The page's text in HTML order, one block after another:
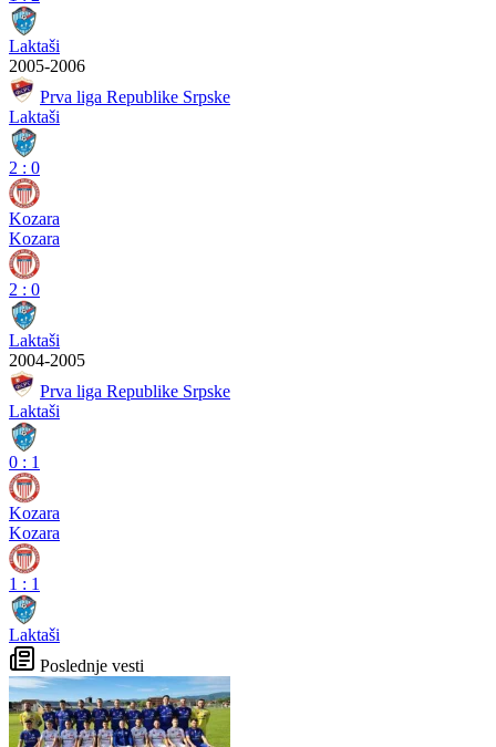
Laktaši
2005-2006
Prva liga Republike Srpske
Laktaši
2 : 0
Kozara
Kozara
2 : 0
Laktaši
2004-2005
Prva liga Republike Srpske
Laktaši
0 : 1
Kozara
Kozara
1 : 1
Laktaši
Poslednje vesti